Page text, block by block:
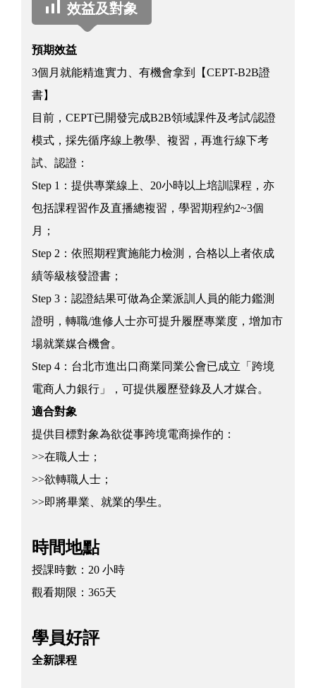
效益及對象
預期效益
3個月就能精進實力、有機會拿到【CEPT-B2B證
書】
目前，CEPT已開發完成B2B領域課件及考試/認證
模式，採先循序線上教學、複習，再進行線下考
試、認證：
Step 1：提供專業線上、20小時以上培訓課程，亦
包括課程習作及直播總複習，學習期程約2~3個
月；
Step 2：依照期程實施能力檢測，合格以上者依成
績等級核發證書；
Step 3：認證結果可做為企業派訓人員的能力鑑測
證明，轉職/進修人士亦可提升履歷專業度，增加市
場就業媒合機會。
Step 4：台北市進出口商業同業公會已成立「跨境
電商人力銀行」，可提供履歷登錄及人才媒合。
適合對象
提供目標對象為欲從事跨境電商操作的：
>>在職人士；
>>欲轉職人士；
>>即將畢業、就業的學生。
時間地點
授課時數： 20 小時
觀看期限： 365天
學員好評
全新課程